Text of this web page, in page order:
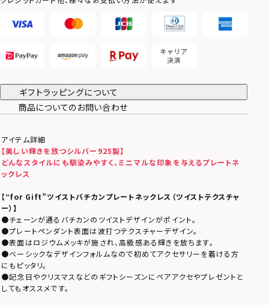
ギフトラッピングについて
商品についてのお問い合わせ
アイテム詳細
【美しい輝きを放つシルバー925製】
どんなスタイルにも馴染みやすく、ミニマルな印象を与えるプレートネ
ックレス
【“for Gift”ツイストバチカンプレートネックレス（ツイストテクスチャ
ー）】
●チェーンが通るバチカンのツイストデザインがポイント。
●プレートペンダント表面は波打つテクスチャーデザイン。
●表面はロジウムメッキが施され、高級感ある輝きを放ちます。
●ベーシックなデザインフォルムなので初めてアクセサリーを着ける方
にもピッタリ。
●記念日やクリスマスなどのギフトシーズンにペアアクセやプレゼントと
してもオススメです。